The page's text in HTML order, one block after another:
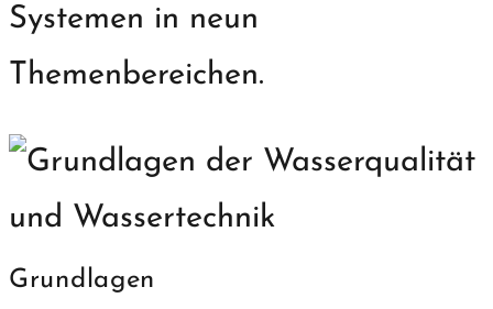
Systemen in neun
Themenbereichen.
Grundlagen